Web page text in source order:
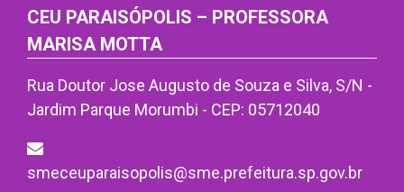
CEU PARAISÓPOLIS – PROFESSORA
MARISA MOTTA
Rua Doutor Jose Augusto de Souza e Silva, S/N -
Jardim Parque Morumbi - CEP: 05712040
smeceuparaisopolis@sme.prefeitura.sp.gov.br